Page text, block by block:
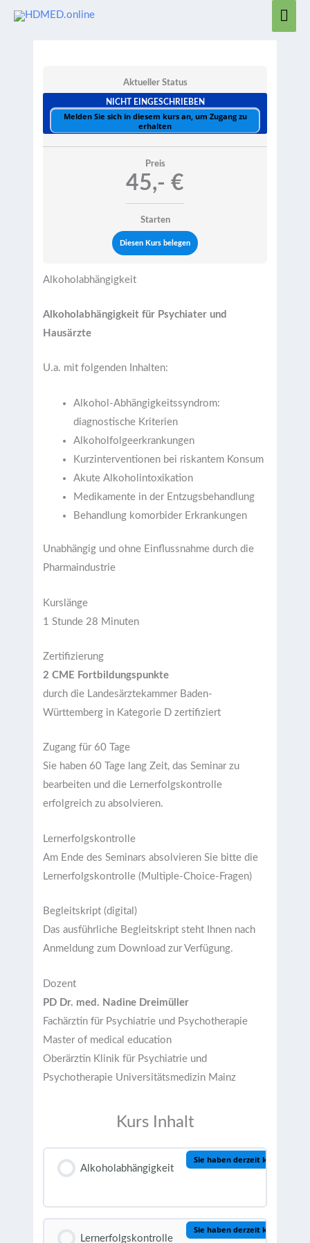
Zum
Aktueller Status
NICHT EINGESCHRIEBEN
Melden Sie sich in diesem kurs an, um Zugang zu
erhalten
Preis
45,- €
Starten
Diesen Kurs belegen
Alkoholabhängigkeit
Alkoholabhängigkeit für Psychiater und
Hausärzte
U.a. mit folgenden Inhalten:
Alkohol-Abhängigkeitssyndrom:
diagnostische Kriterien
Alkoholfolgeerkrankungen
Kurzinterventionen bei riskantem Konsum
Akute Alkoholintoxikation
Medikamente in der Entzugsbehandlung
Behandlung komorbider Erkrankungen
Unabhängig und ohne Einflussnahme durch die
Pharmaindustrie
Kurslänge
1 Stunde 28 Minuten
Zertifizierung
2 CME Fortbildungspunkte
durch die Landesärztekammer Baden-
Württemberg in Kategorie D zertifiziert
Zugang für 60 Tage
Sie haben 60 Tage lang Zeit, das Seminar zu
bearbeiten und die Lernerfolgskontrolle
erfolgreich zu absolvieren.
Lernerfolgskontrolle
Am Ende des Seminars absolvieren Sie bitte die
Lernerfolgskontrolle (Multiple-Choice-Fragen)
Begleitskript (digital)
Das ausführliche Begleitskript steht Ihnen nach
Anmeldung zum Download zur Verfügung.
Dozent
PD Dr. med. Nadine Dreimüller
Fachärztin für Psychiatrie und Psychotherapie
Master of medical education
Oberärztin Klinik für Psychiatrie und
Psychotherapie Universitätsmedizin Mainz
Kurs Inhalt
Alkoholabhängigkeit
Sie haben derzeit keinen
Lernerfolgskontrolle
Sie haben derzeit keinen